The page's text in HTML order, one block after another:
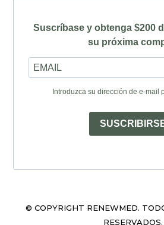
Suscríbase y obtenga $200
su próxima
Introduzca su dirección de e-mail
© COPYRIGHT RENEWMED.
RESERVADOS.